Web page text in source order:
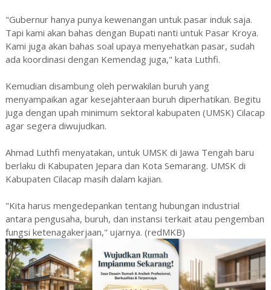
"Gubernur hanya punya kewenangan untuk pasar induk saja.
Tapi kami akan bahas dengan Bupati nanti untuk Pasar Kroya.
Kami juga akan bahas soal upaya menyehatkan pasar, sudah
ada koordinasi dengan Kemendag juga," kata Luthfi.
Kemudian disambung oleh perwakilan buruh yang
menyampaikan agar kesejahteraan buruh diperhatikan. Begitu
juga dengan upah minimum sektoral kabupaten (UMSK) Cilacap
agar segera diwujudkan.
Ahmad Luthfi menyatakan, untuk UMSK di Jawa Tengah baru
berlaku di Kabupaten Jepara dan Kota Semarang. UMSK di
Kabupaten Cilacap masih dalam kajian.
"Kita harus mengedepankan tentang hubungan industrial
antara pengusaha, buruh, dan instansi terkait atau pengemban
fungsi ketenagakerjaan," ujarnya. (redMKB)